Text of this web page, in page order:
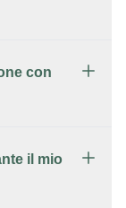
con
il mio